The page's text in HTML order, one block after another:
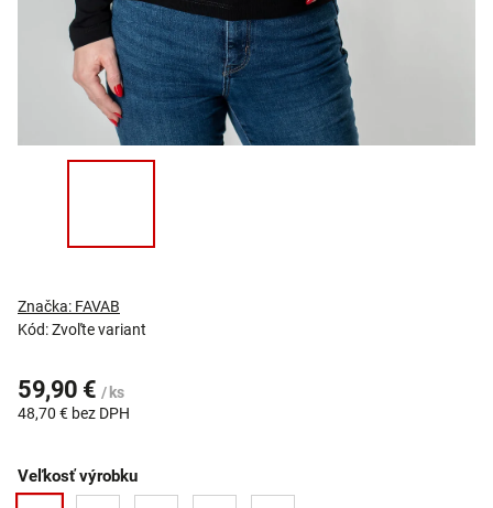
Kód:Zvoľte variant
Značka: FAVAB
59,90 € / ks
48,70 € bez DPH
Veľkosť výrobku